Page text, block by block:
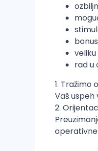
rad u
1. Tražimo
Vaš
2.